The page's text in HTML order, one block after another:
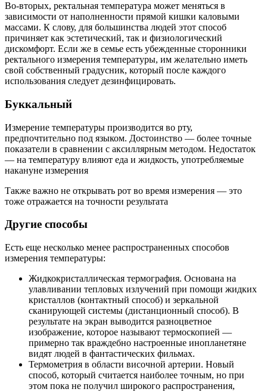
Во-вторых, ректальная температура может меняться в
зависимости от наполненности прямой кишки каловыми
массами. К слову, для большинства людей этот способ
причиняет как эстетический, так и физиологический
дискомфорт. Если же в семье есть убежденные сторонники
ректального измерения температуры, им желательно иметь
свой собственный градусник, который после каждого
использования следует дезинфицировать.
Буккальный
Измерение температуры производится во рту,
предпочтительно под языком. Достоинство — более точные
показатели в сравнении с аксиллярным методом. Недостаток
— на температуру влияют еда и жидкость, употребляемые
накануне измерения
Также важно не открывать рот во время измерения — это
тоже отражается на точности результата
Другие способы
Есть еще несколько менее распространенных способов
измерения температуры:
Жидкокристаллическая термография. Основана на
улавливании тепловых излучений при помощи жидких
кристаллов (контактный способ) и зеркальной
сканирующей системы (дистанционный способ). В
результате на экран выводится разноцветное
изображение, которое называют термоскопией —
примерно так враждебно настроенные инопланетяне
видят людей в фантастических фильмах.
Термометрия в области височной артерии. Новый
способ, который считается наиболее точным, но при
этом пока не получил широкого распространения,